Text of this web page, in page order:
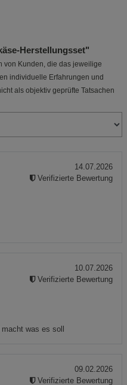
Herstellungsset"
von Kunden, die das jeweilige
individuelle Erfahrungen und
als objektiv geprüfte Tatsachen
14.07.2026
Verifizierte Bewertung
was es soll
10.07.2026
Verifizierte Bewertung
09.02.2026
Verifizierte Bewertung